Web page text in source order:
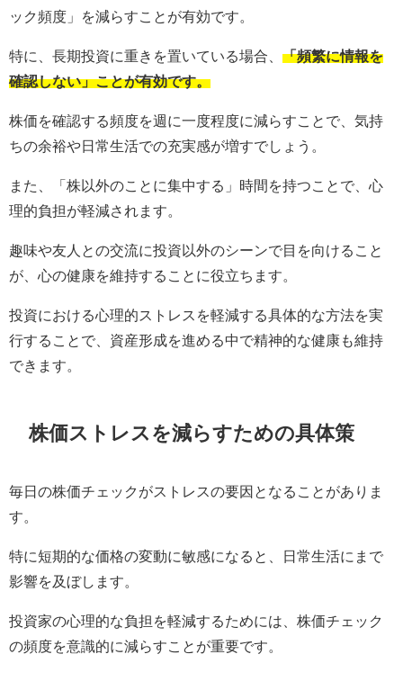
ック頻度」を減らすことが有効です。
特に、長期投資に重きを置いている場合、 「頻繁に情報を
確認しない」ことが有効です。
株価を確認する頻度を週に一度程度に減らすことで、気持
ちの余裕や日常生活での充実感が増すでしょう。
また、「株以外のことに集中する」時間を持つことで、心
理的負担が軽減されます。
趣味や友人との交流に投資以外のシーンで目を向けること
が、心の健康を維持することに役立ちます。
投資における心理的ストレスを軽減する具体的な方法を実
行することで、資産形成を進める中で精神的な健康も維持
できます。
株価ストレスを減らすための具体策
毎日の株価チェックがストレスの要因となることがありま
す。
特に短期的な価格の変動に敏感になると、日常生活にまで
影響を及ぼします。
投資家の心理的な負担を軽減するためには、株価チェック
の頻度を意識的に減らすことが重要です。